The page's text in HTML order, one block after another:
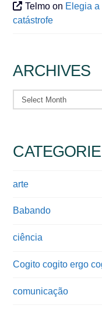
Telmo on Elegia
catástrofe
ARCHIVES
Archives
arte
Babando
ciência
Cogito cogito ergo
comunicação